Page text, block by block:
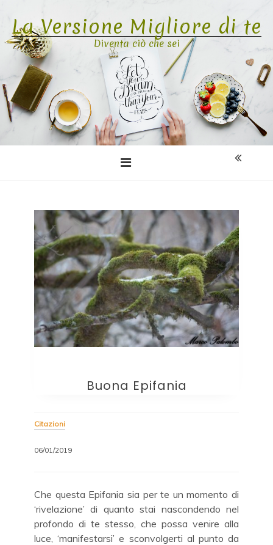
content
La Versione Migliore di te
Diventa ciò che sei
Buona Epifania
Citazioni
06/01/2019
Che questa Epifania sia per te un momento di
‘rivelazione’ di quanto stai nascondendo nel
profondo di te stesso, che possa venire alla
luce, ‘manifestarsi’ e sconvolgerti al punto da